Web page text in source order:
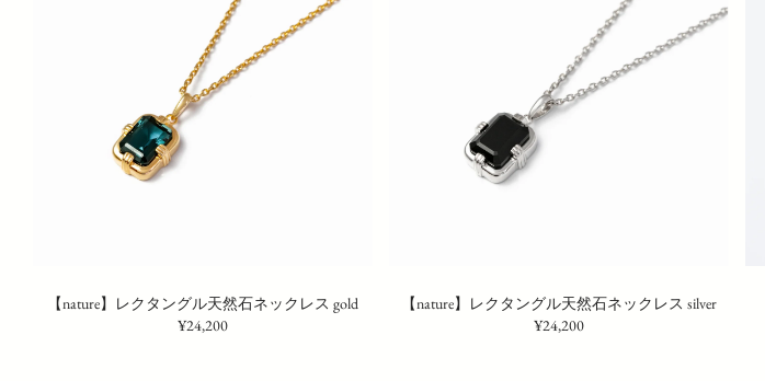
【nature】レクタングル天然石ネックレス gold
¥24,200
【nature】レクタングル天然石ネックレス silver
¥24,200